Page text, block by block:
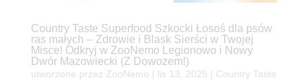
Country Taste Superfood Szkocki Łosoś dla psów
ras małych – Zdrowie i Blask Sierści w Twojej
Misce! Odkryj w ZooNemo Legionowo i Nowy
Dwór Mazowiecki (Z Dowozem!)
utworzone przez ZooNemo lis 13, 2025 Country Taste